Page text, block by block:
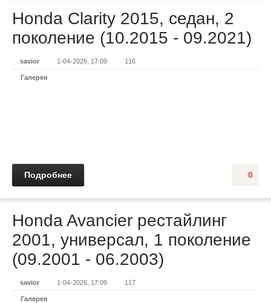
Honda Clarity 2015, седан, 2
поколение (10.2015 - 09.2021)
savior 1-04-2026, 17:09 116
Галерея
0
Подробнее
Honda Avancier рестайлинг
2001, универсал, 1 поколение
(09.2001 - 06.2003)
savior 1-04-2026, 17:09 117
Галерея